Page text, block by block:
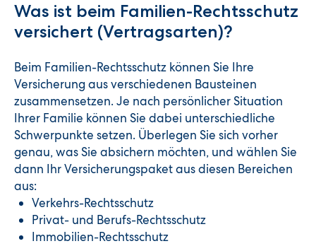
Was ist beim Familien-Rechtsschutz
versichert (Vertragsarten)?
Beim Familien-Rechtsschutz können Sie Ihre
Versicherung aus verschiedenen Bausteinen
zusammensetzen. Je nach persönlicher Situation
Ihrer Familie können Sie dabei unterschiedliche
Schwerpunkte setzen. Überlegen Sie sich vorher
genau, was Sie absichern möchten, und wählen Sie
dann Ihr Versicherungspaket aus diesen Bereichen
aus:
Verkehrs-Rechtsschutz
Privat- und Berufs-Rechtsschutz
Immobilien-Rechtsschutz